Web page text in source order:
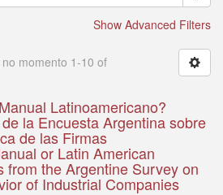
Show Advanced Filters
momento 1-10 of
Latinoamericano?
la Encuesta Argentina sobre
de las Firmas
or Latin American
from the Argentine Survey on
of Industrial Companies